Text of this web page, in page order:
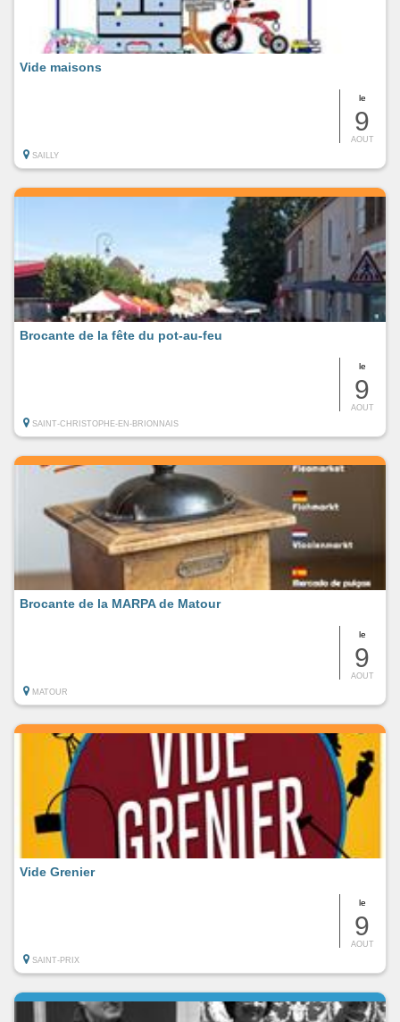
le
9
AOUT
Vide maisons
SAILLY
le
9
AOUT
Brocante de la fête du pot-au-feu
SAINT-CHRISTOPHE-EN-BRIONNAIS
le
9
AOUT
Brocante de la MARPA de Matour
MATOUR
le
9
AOUT
Vide Grenier
SAINT-PRIX